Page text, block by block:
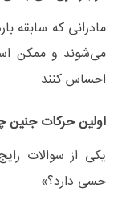
مادرانی که سابقه
می‌شوند و ممکن
احساس کنند
اولین حرکات جنین
یکی از سوالات
حسی دارد؟»